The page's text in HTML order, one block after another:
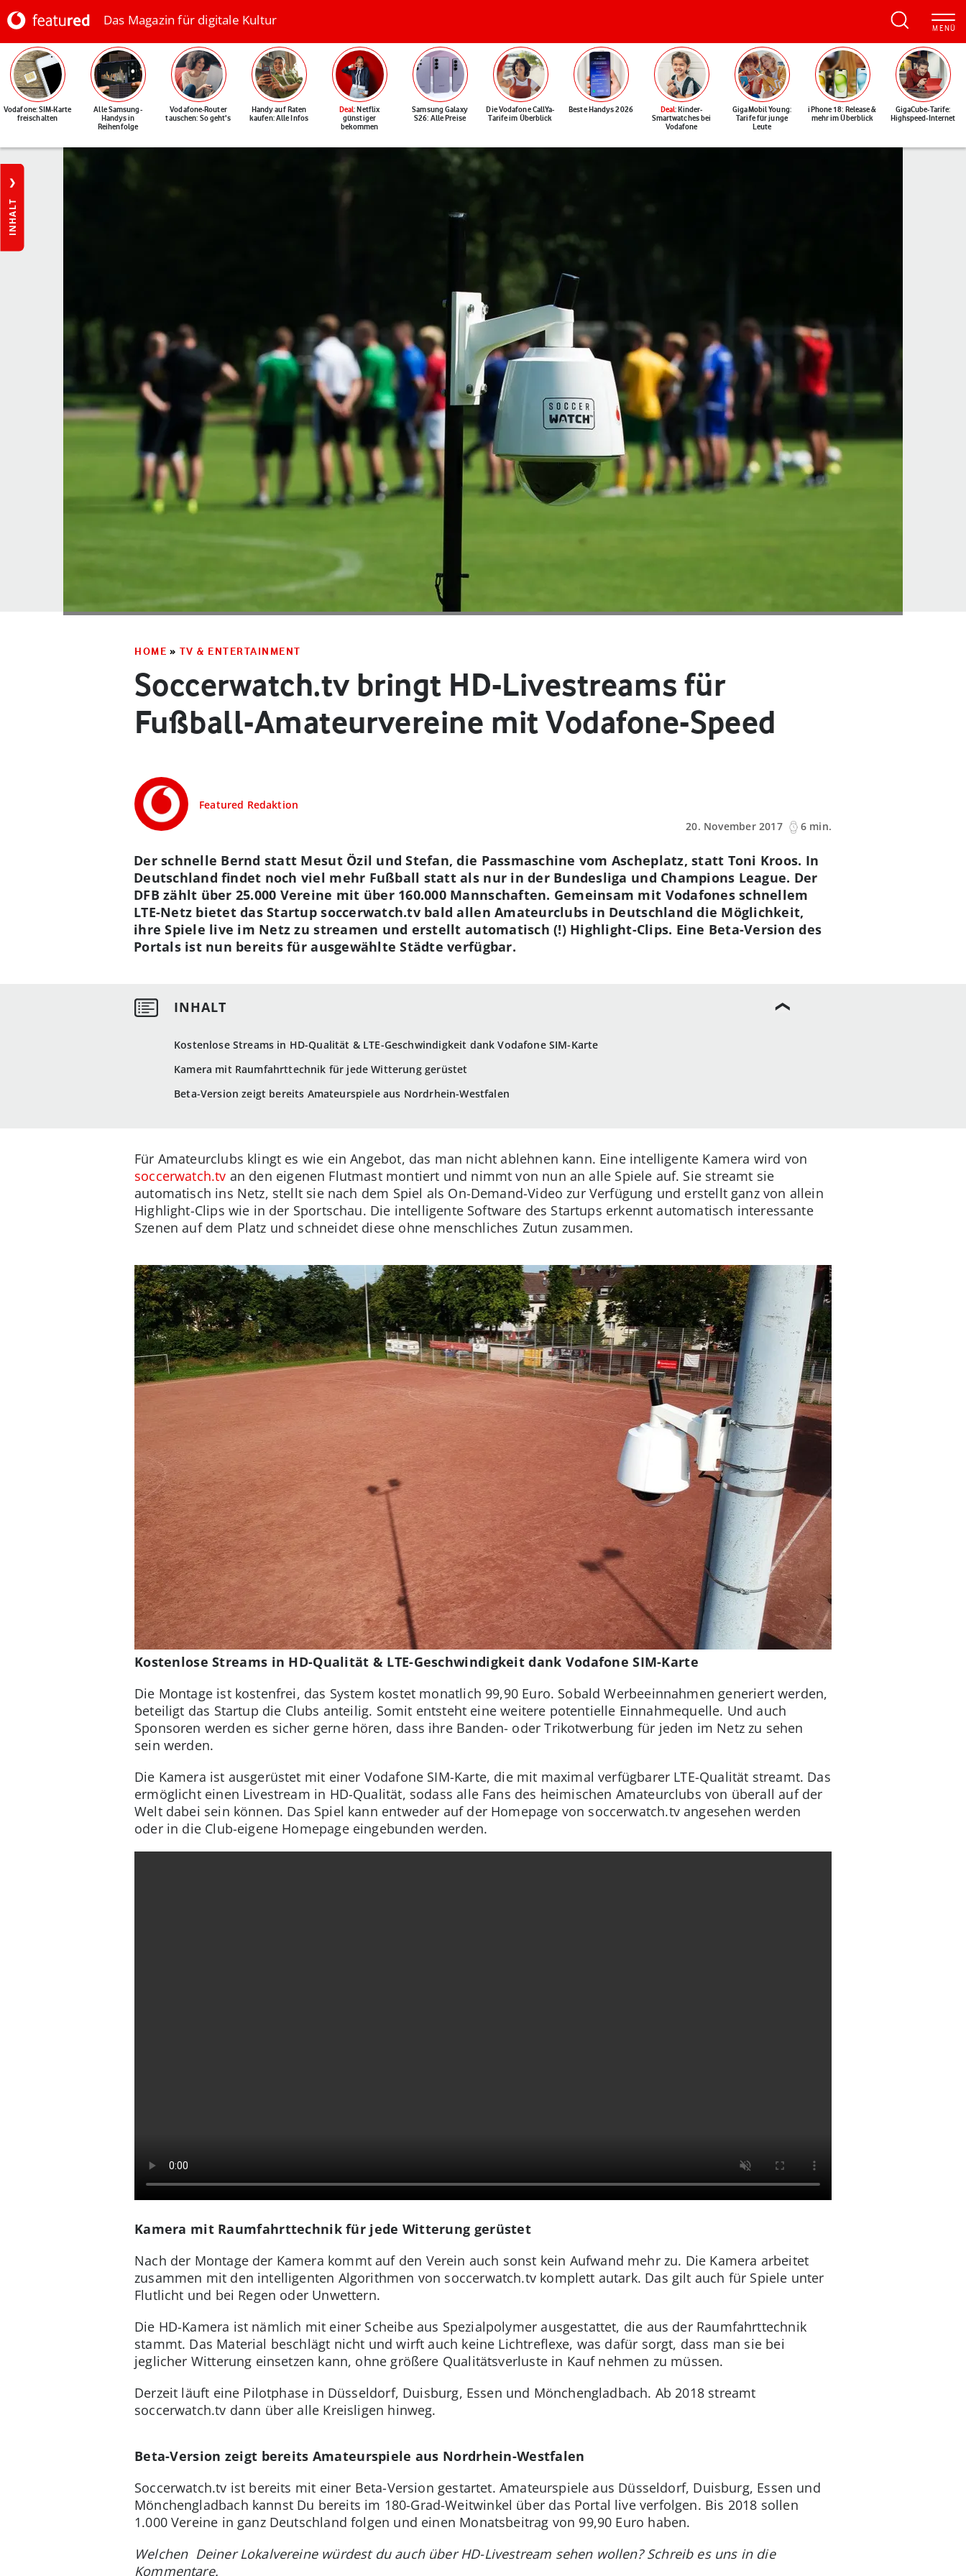
Das Magazin für digitale Kultur
Vodafone: SIM-Karte
freischalten
Alle Samsung-
Handys in
Reihenfolge
Vodafone-Router
tauschen: So geht's
Handy auf Raten
kaufen: Alle Infos
Deal: Netflix
günstiger
bekommen
Samsung Galaxy
S26: Alle Preise
Die Vodafone CallYa-
Tarife im Überblick
Beste Handys 2026 Deal: Kinder-
Smartwatches bei
Vodafone
GigaMobil Young:
Tarife für junge
Leute
iPhone 18: Release &
mehr im Überblick
GigaCube-Tarife:
Highspeed-Internet
INHALT
HOME » TV & ENTERTAINMENT
Soccerwatch.tv bringt HD-Livestreams für
Fußball-Amateurvereine mit Vodafone-Speed
Featured Redaktion
20. November 2017
6 min.
Kostenlose Streams in HD-Qualität & LTE-Geschwindigkeit dank Vodafone SIM-Karte
Kamera mit Raumfahrttechnik für jede Witterung gerüstet
Beta-Version zeigt bereits Amateurspiele aus Nordrhein-Westfalen
Der schnelle Bernd statt Mesut Özil und Stefan, die Passmaschine vom Ascheplatz, statt Toni Kroos. In
Deutschland findet noch viel mehr Fußball statt als nur in der Bundesliga und Champions League. Der
DFB zählt über 25.000 Vereine mit über 160.000 Mannschaften. Gemeinsam mit Vodafones schnellem
LTE-Netz bietet das Startup soccerwatch.tv bald allen Amateurclubs in Deutschland die Möglichkeit,
ihre Spiele live im Netz zu streamen und erstellt automatisch (!) Highlight-Clips. Eine Beta-Version des
Portals ist nun bereits für ausgewählte Städte verfügbar.
Für Amateurclubs klingt es wie ein Angebot, das man nicht ablehnen kann. Eine intelligente Kamera wird von
soccerwatch.tv an den eigenen Flutmast montiert und nimmt von nun an alle Spiele auf. Sie streamt sie
automatisch ins Netz, stellt sie nach dem Spiel als On-Demand-Video zur Verfügung und erstellt ganz von allein
Highlight-Clips wie in der Sportschau. Die intelligente Software des Startups erkennt automatisch interessante
Szenen auf dem Platz und schneidet diese ohne menschliches Zutun zusammen.
Kostenlose Streams in HD-Qualität & LTE-Geschwindigkeit dank Vodafone SIM-Karte
Die Montage ist kostenfrei, das System kostet monatlich 99,90 Euro. Sobald Werbeeinnahmen generiert werden,
beteiligt das Startup die Clubs anteilig. Somit entsteht eine weitere potentielle Einnahmequelle. Und auch
Sponsoren werden es sicher gerne hören, dass ihre Banden- oder Trikotwerbung für jeden im Netz zu sehen
sein werden.
Die Kamera ist ausgerüstet mit einer Vodafone SIM-Karte, die mit maximal verfügbarer LTE-Qualität streamt. Das
ermöglicht einen Livestream in HD-Qualität, sodass alle Fans des heimischen Amateurclubs von überall auf der
Welt dabei sein können. Das Spiel kann entweder auf der Homepage von soccerwatch.tv angesehen werden
oder in die Club-eigene Homepage eingebunden werden.
Kamera mit Raumfahrttechnik für jede Witterung gerüstet
Nach der Montage der Kamera kommt auf den Verein auch sonst kein Aufwand mehr zu. Die Kamera arbeitet
zusammen mit den intelligenten Algorithmen von soccerwatch.tv komplett autark. Das gilt auch für Spiele unter
Flutlicht und bei Regen oder Unwettern.
Die HD-Kamera ist nämlich mit einer Scheibe aus Spezialpolymer ausgestattet, die aus der Raumfahrttechnik
stammt. Das Material beschlägt nicht und wirft auch keine Lichtreflexe, was dafür sorgt, dass man sie bei
jeglicher Witterung einsetzen kann, ohne größere Qualitätsverluste in Kauf nehmen zu müssen.
Derzeit läuft eine Pilotphase in Düsseldorf, Duisburg, Essen und Mönchengladbach. Ab 2018 streamt
soccerwatch.tv dann über alle Kreisligen hinweg.
Beta-Version zeigt bereits Amateurspiele aus Nordrhein-Westfalen
Soccerwatch.tv ist bereits mit einer Beta-Version gestartet. Amateurspiele aus Düsseldorf, Duisburg, Essen und
Mönchengladbach kannst Du bereits im 180-Grad-Weitwinkel über das Portal live verfolgen. Bis 2018 sollen
1.000 Vereine in ganz Deutschland folgen und einen Monatsbeitrag von 99,90 Euro haben.
Welchen Deiner Lokalvereine würdest du auch über HD-Livestream sehen wollen? Schreib es uns in die
Kommentare.